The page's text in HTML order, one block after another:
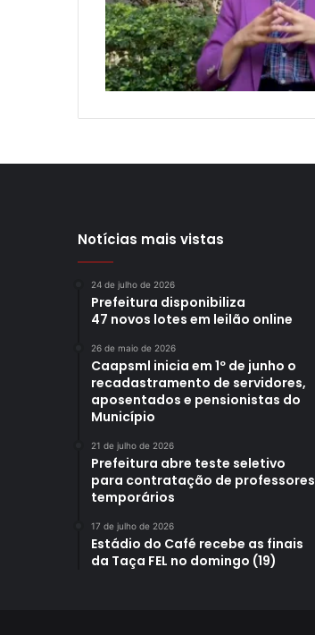
Notícias mais vistas
24 de julho de 2026
Prefeitura disponibiliza
47 novos lotes em leilão online
26 de maio de 2026
Caapsml inicia em 1º de junho o
recadastramento de servidores,
aposentados e pensionistas do
Município
21 de julho de 2026
Prefeitura abre teste seletivo
para contratação de professores
temporários
17 de julho de 2026
Estádio do Café recebe as finais
da Taça FEL no domingo (19)